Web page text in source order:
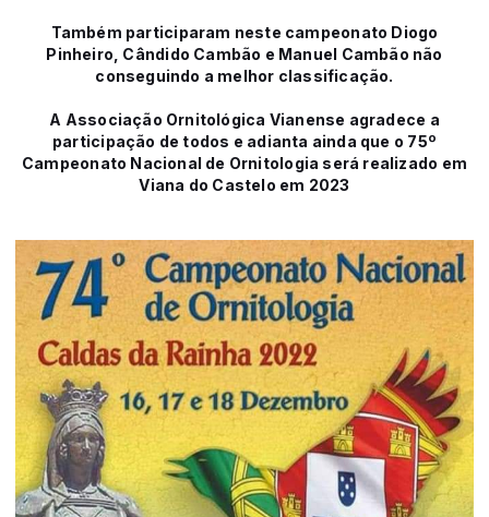
Também participaram neste campeonato Diogo
Pinheiro, Cândido Cambão e Manuel Cambão não
conseguindo a melhor classificação.
A Associação Ornitológica Vianense agradece a
participação de todos e adianta ainda que o 75º
Campeonato Nacional de Ornitologia será realizado em
Viana do Castelo em 2023